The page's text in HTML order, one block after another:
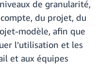
de granularité,
du projet, du
modèle, afin que
l’utilisation et les
et aux équipes